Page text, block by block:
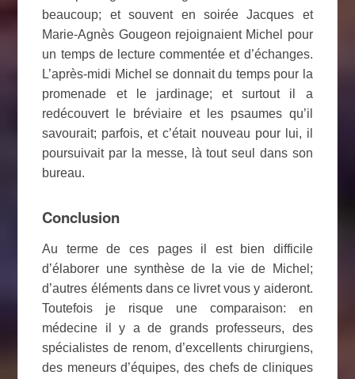
beaucoup; et souvent en soirée Jacques et
Marie-Agnès Gougeon rejoignaient Michel pour
un temps de lecture commentée et d’échanges.
L’après-midi Michel se donnait du temps pour la
promenade et le jardinage; et surtout il a
redécouvert le bréviaire et les psaumes qu’il
savourait; parfois, et c’était nouveau pour lui, il
poursuivait par la messe, là tout seul dans son
bureau.
Conclusion
Au terme de ces pages il est bien difficile
d’élaborer une synthèse de la vie de Michel;
d’autres éléments dans ce livret vous y aideront.
Toutefois je risque une comparaison: en
médecine il y a de grands professeurs, des
spécialistes de renom, d’excellents chirurgiens,
des meneurs d’équipes, des chefs de cliniques